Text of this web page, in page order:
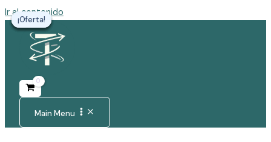
Ir al contenido
Main Menu
¡Oferta!
¡Oferta!
¡Oferta!
¡Oferta!
¡Oferta!